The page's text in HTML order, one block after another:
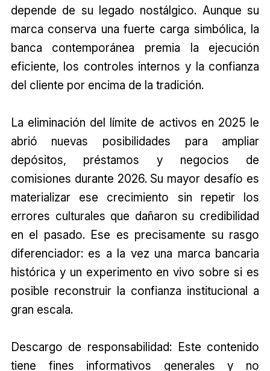
depende de su legado nostálgico. Aunque su
marca conserva una fuerte carga simbólica, la
banca contemporánea premia la ejecución
eficiente, los controles internos y la confianza
del cliente por encima de la tradición.
La eliminación del límite de activos en 2025 le
abrió nuevas posibilidades para ampliar
depósitos, préstamos y negocios de
comisiones durante 2026. Su mayor desafío es
materializar ese crecimiento sin repetir los
errores culturales que dañaron su credibilidad
en el pasado. Ese es precisamente su rasgo
diferenciador: es a la vez una marca bancaria
histórica y un experimento en vivo sobre si es
posible reconstruir la confianza institucional a
gran escala.
Descargo de responsabilidad: Este contenido
tiene fines informativos generales y no